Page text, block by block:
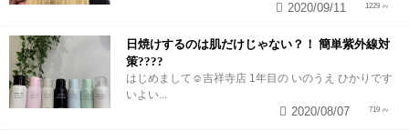
1229
2020/09/11
日焼けするのは肌だけじゃない？！ 簡単紫外線対
策????
はじめまして︎☺︎吉祥寺店 1年目の いのうえ ひかりです
いよい...
719
2020/08/07